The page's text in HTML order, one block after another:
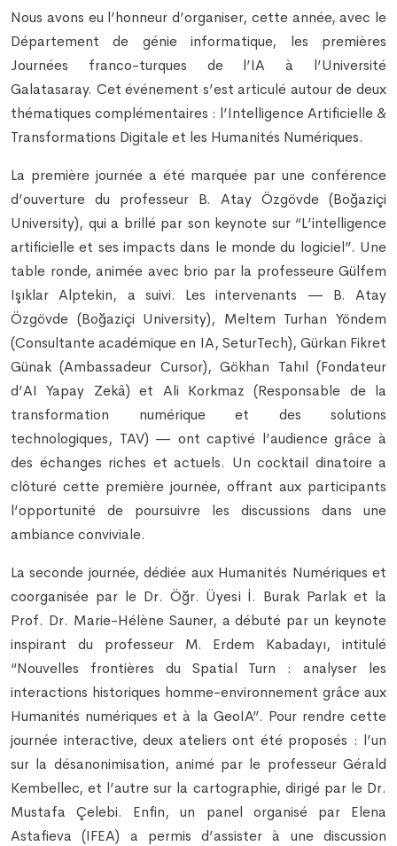
Nous avons eu l’honneur d’organiser, cette année, avec le
Département de génie informatique, les premières
Journées franco-turques de l’IA à l’Université
Galatasaray. Cet événement s’est articulé autour de deux
thématiques complémentaires : l’Intelligence Artificielle &
Transformations Digitale et les Humanités Numériques.
La première journée a été marquée par une conférence
d’ouverture du professeur B. Atay Özgövde (Boğaziçi
University), qui a brillé par son keynote sur “L’intelligence
artificielle et ses impacts dans le monde du logiciel”. Une
table ronde, animée avec brio par la professeure Gülfem
Işıklar Alptekin, a suivi. Les intervenants — B. Atay
Özgövde (Boğaziçi University), Meltem Turhan Yöndem
(Consultante académique en IA, SeturTech), Gürkan Fikret
Günak (Ambassadeur Cursor), Gökhan Tahıl (Fondateur
d’AI Yapay Zekâ) et Ali Korkmaz (Responsable de la
transformation numérique et des solutions
technologiques, TAV) — ont captivé l’audience grâce à
des échanges riches et actuels. Un cocktail dinatoire a
clôturé cette première journée, offrant aux participants
l’opportunité de poursuivre les discussions dans une
ambiance conviviale.
La seconde journée, dédiée aux Humanités Numériques et
coorganisée par le Dr. Öğr. Üyesi İ. Burak Parlak et la
Prof. Dr. Marie-Hélène Sauner, a débuté par un keynote
inspirant du professeur M. Erdem Kabadayı, intitulé
“Nouvelles frontières du Spatial Turn : analyser les
interactions historiques homme-environnement grâce aux
Humanités numériques et à la GeoIA”. Pour rendre cette
journée interactive, deux ateliers ont été proposés : l’un
sur la désanonimisation, animé par le professeur Gérald
Kembellec, et l’autre sur la cartographie, dirigé par le Dr.
Mustafa Çelebi. Enfin, un panel organisé par Elena
Astafieva (IFEA) a permis d’assister à une discussion